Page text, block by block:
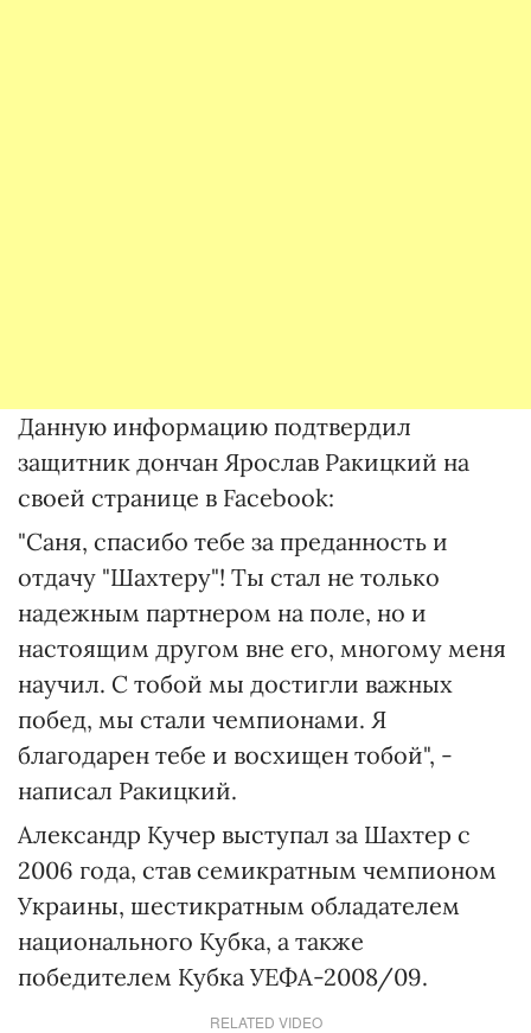
Данную информацию подтвердил
защитник дончан Ярослав Ракицкий на
своей странице в Facebook:
"Саня, спасибо тебе за преданность и
отдачу "Шахтеру"! Ты стал не только
надежным партнером на поле, но и
настоящим другом вне его, многому меня
научил. С тобой мы достигли важных
побед, мы стали чемпионами. Я
благодарен тебе и восхищен тобой", -
написал Ракицкий.
Александр Кучер выступал за Шахтер с
2006 года, став семикратным чемпионом
Украины, шестикратным обладателем
национального Кубка, а также
победителем Кубка УЕФА-2008/09.
RELATED VIDEO